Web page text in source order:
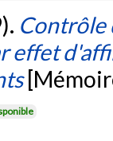
Contrôle
effet